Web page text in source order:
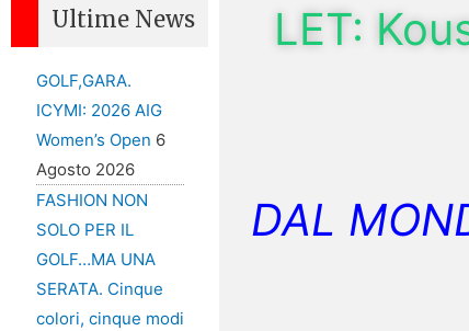
Ultime News
GOLF,GARA.
ICYMI: 2026 AIG
Women’s Open 6
Agosto 2026
FASHION NON
SOLO PER IL
GOLF…MA UNA
SERATA. Cinque
colori, cinque modi
LET:
DAL